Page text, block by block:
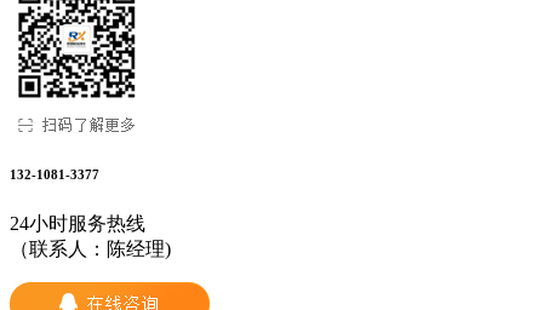
132-1081-3377
24小时服务热线
（联系人：陈经理)